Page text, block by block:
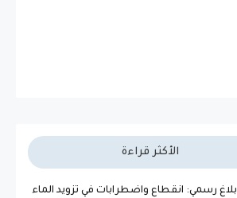
الأكثر قراءة
بلاغ رسمي: انقطاع واضطرابات في تزويد الماء